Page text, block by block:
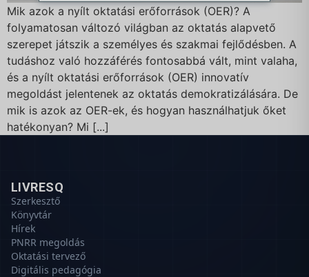
Mik azok a nyílt oktatási erőforrások (OER)? A
folyamatosan változó világban az oktatás alapvető
szerepet játszik a személyes és szakmai fejlődésben. A
tudáshoz való hozzáférés fontosabbá vált, mint valaha,
és a nyílt oktatási erőforrások (OER) innovatív
megoldást jelentenek az oktatás demokratizálására. De
mik is azok az OER-ek, és hogyan használhatjuk őket
hatékonyan? Mi [...]
LIVRESQ
Szerkesztő
Könyvtár
Hírek
PNRR megoldás
Oktatási tervező
Digitális pedagógia